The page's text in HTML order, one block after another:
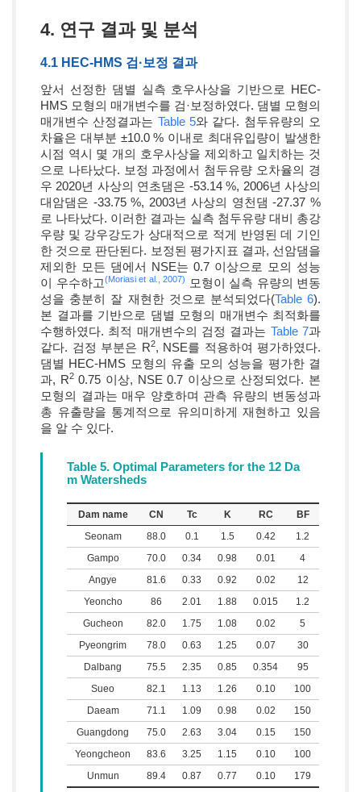
4. 연구 결과 및 분석
4.1 HEC-HMS 검·보정 결과
앞서 선정한 댐별 실측 호우사상을 기반으로 HEC-
HMS 모형의 매개변수를 검·보정하였다. 댐별 모형의
매개변수 산정결과는 Table 5와 같다. 첨두유량의 오
차율은 대부분 ±10.0 % 이내로 최대유입량이 발생한
시점 역시 몇 개의 호우사상을 제외하고 일치하는 것
으로 나타났다. 보정 과정에서 첨두유량 오차율의 경
우 2020년 사상의 연초댐은 -53.14 %, 2006년 사상의
대암댐은 -33.75 %, 2003년 사상의 영천댐 -27.37 %
로 나타났다. 이러한 결과는 실측 첨두유량 대비 총강
우량 및 강우강도가 상대적으로 적게 반영된 데 기인
한 것으로 판단된다. 보정된 평가지표 결과, 선암댐을
제외한 모든 댐에서 NSE는 0.7 이상으로 모의 성능
이 우수하고(Moriasi et al., 2007)
모형이 실측 유량의 변동
성을 충분히 잘 재현한 것으로 분석되었다(Table 6).
본 결과를 기반으로 댐별 모형의 매개변수 최적화를
수행하였다. 최적 매개변수의 검정 결과는 Table 7과
같다. 검정 부분은 R2, NSE를 적용하여 평가하였다.
댐별 HEC-HMS 모형의 유출 모의 성능을 평가한 결
과, R20.75 이상, NSE 0.7 이상으로 산정되었다. 본
모형의 결과는 매우 양호하며 관측 유량의 변동성과
총 유출량을 통계적으로 유의미하게 재현하고 있음
을 알 수 있다.
Table 5. Optimal Parameters for the 12 Da
m Watersheds
Dam name CN Tc K RC
BF
Seonam
88.0 0.1 1.5 0.42
1.2
Gampo
70.0 0.34 0.98 0.01
4
Angye
81.6 0.33 0.92 0.02
12
Yeoncho
86 2.01 1.88 0.015
1.2
Gucheon
82.0 1.75 1.08 0.02
5
Pyeongrim
78.0 0.63 1.25 0.07
30
Dalbang
75.5 2.35 0.85 0.354
95
Sueo
82.1 1.13 1.26 0.10
100
Daeam
71.1 1.09 0.98 0.02
150
Guangdong
75.0 2.63 3.04 0.15
150
Yeongcheon
83.6 3.25 1.15 0.10
100
Unmun
89.4 0.87 0.77 0.10 179